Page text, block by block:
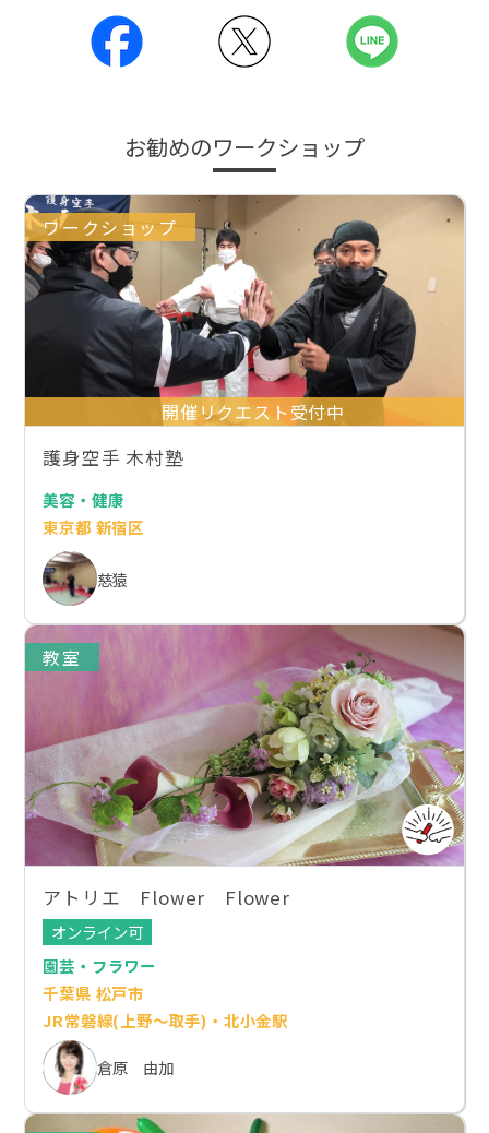
お勧めのワークショップ
ワークショップ
開催リクエスト受付中
護身空手 木村塾
美容・健康
東京都 新宿区
慈猿
教室
アトリエ Flower Flower
オンライン可
園芸・フラワー
千葉県 松戸市
JR常磐線(上野～取手)・北小金駅
倉原 由加